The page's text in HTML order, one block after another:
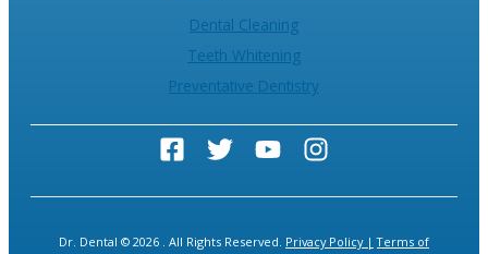
Dental Cleaning
Teeth Whitening
Preventative Dentistry
Dr. Dental © 2026 . All Rights Reserved. Privacy Policy | Terms of